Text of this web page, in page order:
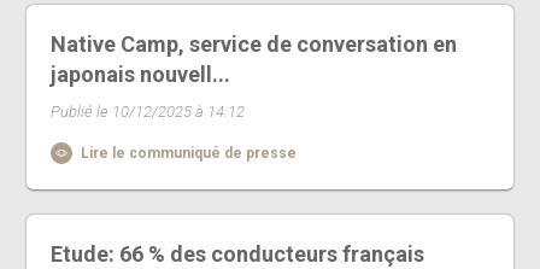
Native Camp, service de conversation en
japonais nouvell...
Publié le 10/12/2025 à 14:12
Lire le communiqué de presse
Etude: 66 % des conducteurs français